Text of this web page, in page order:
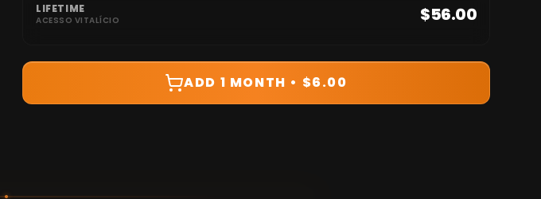
LIFETIME
ACESSO VITALÍCIO $56.00
ADD 1 MONTH • $6.00